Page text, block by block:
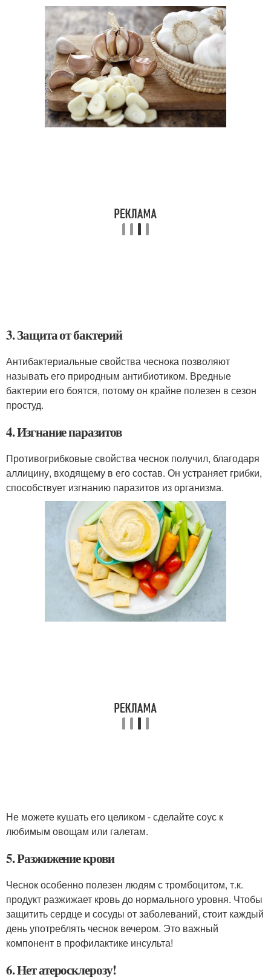
3. Защита от бактерий
Антибактериальные свойства чеснока позволяют
называть его природным антибиотиком. Вредные
бактерии его боятся, потому он крайне полезен в сезон
простуд.
4. Изгнание паразитов
Противогрибковые свойства чеснок получил, благодаря
аллицину, входящему в его состав. Он устраняет грибки,
способствует изгнанию паразитов из организма.
Не можете кушать его целиком - сделайте соус к
любимым овощам или галетам.
5. Разжижение крови
Чеснок особенно полезен людям с тромбоцитом, т.к.
продукт разжижает кровь до нормального уровня. Чтобы
защитить сердце и сосуды от заболеваний, стоит каждый
день употреблять чеснок вечером. Это важный
компонент в профилактике инсульта!
6. Нет атеросклерозу!